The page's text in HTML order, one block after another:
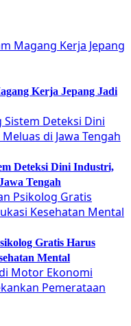
Kerja Jepang Jadi
Deteksi Dini Industri,
Tengah
Gratis Harus
Mental